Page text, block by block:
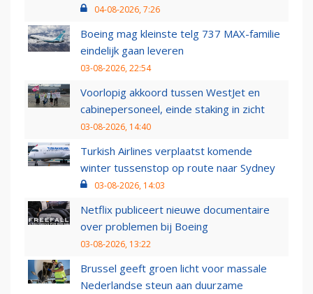
04-08-2026, 7:26
Boeing mag kleinste telg 737 MAX-familie
eindelijk gaan leveren
03-08-2026, 22:54
Voorlopig akkoord tussen WestJet en
cabinepersoneel, einde staking in zicht
03-08-2026, 14:40
Turkish Airlines verplaatst komende
winter tussenstop op route naar Sydney
03-08-2026, 14:03
Netflix publiceert nieuwe documentaire
over problemen bij Boeing
03-08-2026, 13:22
Brussel geeft groen licht voor massale
Nederlandse steun aan duurzame